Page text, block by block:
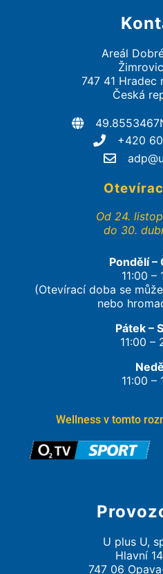
Areál
747 41 Hradec
Česká
+420
Od 24.
do 30.
Pondělí –
11:00 –
(Otevírací doba se
nebo
Pátek –
11:00 –
11:00 –
Wellness v tomto
U plus U,
Hlavní
747 06